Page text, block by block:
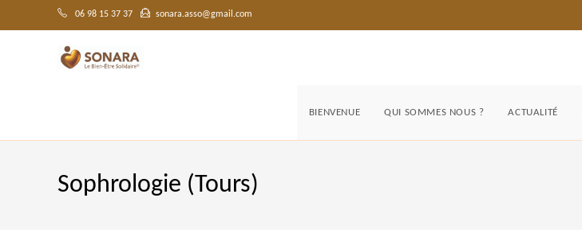
06 98 15 37 37 sonara.asso@gmail.com
BIENVENUE QUI SOMMES NOUS ? ACTUALITÉ
Sophrologie (Tours)